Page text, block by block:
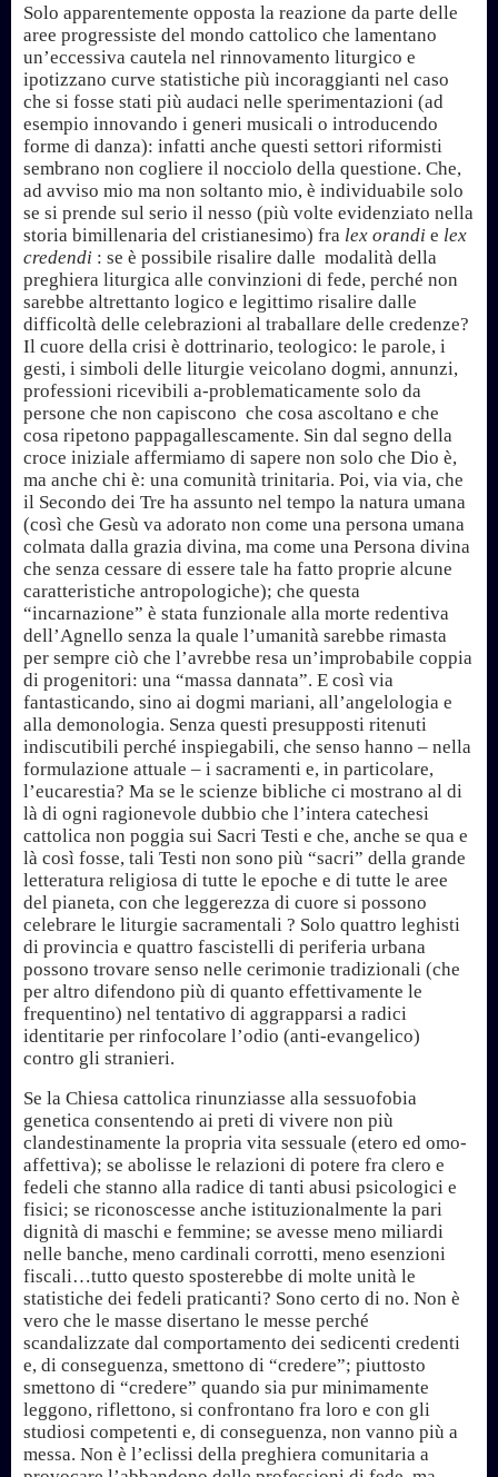
Solo apparentemente opposta la reazione da parte delle
aree progressiste del mondo cattolico che lamentano
un’eccessiva cautela nel rinnovamento liturgico e
ipotizzano curve statistiche più incoraggianti nel caso
che si fosse stati più audaci nelle sperimentazioni (ad
esempio innovando i generi musicali o introducendo
forme di danza): infatti anche questi settori riformisti
sembrano non cogliere il nocciolo della questione. Che,
ad avviso mio ma non soltanto mio, è individuabile solo
se si prende sul serio il nesso (più volte evidenziato nella
storia bimillenaria del cristianesimo) fra lex orandi e lex
credendi : se è possibile risalire dalle modalità della
preghiera liturgica alle convinzioni di fede, perché non
sarebbe altrettanto logico e legittimo risalire dalle
difficoltà delle celebrazioni al traballare delle credenze?
Il cuore della crisi è dottrinario, teologico: le parole, i
gesti, i simboli delle liturgie veicolano dogmi, annunzi,
professioni ricevibili a-problematicamente solo da
persone che non capiscono che cosa ascoltano e che
cosa ripetono pappagallescamente. Sin dal segno della
croce iniziale affermiamo di sapere non solo che Dio è,
ma anche chi è: una comunità trinitaria. Poi, via via, che
il Secondo dei Tre ha assunto nel tempo la natura umana
(così che Gesù va adorato non come una persona umana
colmata dalla grazia divina, ma come una Persona divina
che senza cessare di essere tale ha fatto proprie alcune
caratteristiche antropologiche); che questa
“incarnazione” è stata funzionale alla morte redentiva
dell’Agnello senza la quale l’umanità sarebbe rimasta
per sempre ciò che l’avrebbe resa un’improbabile coppia
di progenitori: una “massa dannata”. E così via
fantasticando, sino ai dogmi mariani, all’angelologia e
alla demonologia. Senza questi presupposti ritenuti
indiscutibili perché inspiegabili, che senso hanno – nella
formulazione attuale – i sacramenti e, in particolare,
l’eucarestia? Ma se le scienze bibliche ci mostrano al di
là di ogni ragionevole dubbio che l’intera catechesi
cattolica non poggia sui Sacri Testi e che, anche se qua e
là così fosse, tali Testi non sono più “sacri” della grande
letteratura religiosa di tutte le epoche e di tutte le aree
del pianeta, con che leggerezza di cuore si possono
celebrare le liturgie sacramentali ? Solo quattro leghisti
di provincia e quattro fascistelli di periferia urbana
possono trovare senso nelle cerimonie tradizionali (che
per altro difendono più di quanto effettivamente le
frequentino) nel tentativo di aggrapparsi a radici
identitarie per rinfocolare l’odio (anti-evangelico)
contro gli stranieri.
Se la Chiesa cattolica rinunziasse alla sessuofobia
genetica consentendo ai preti di vivere non più
clandestinamente la propria vita sessuale (etero ed omo-
affettiva); se abolisse le relazioni di potere fra clero e
fedeli che stanno alla radice di tanti abusi psicologici e
fisici; se riconoscesse anche istituzionalmente la pari
dignità di maschi e femmine; se avesse meno miliardi
nelle banche, meno cardinali corrotti, meno esenzioni
fiscali…tutto questo sposterebbe di molte unità le
statistiche dei fedeli praticanti? Sono certo di no. Non è
vero che le masse disertano le messe perché
scandalizzate dal comportamento dei sedicenti credenti
e, di conseguenza, smettono di “credere”; piuttosto
smettono di “credere” quando sia pur minimamente
leggono, riflettono, si confrontano fra loro e con gli
studiosi competenti e, di conseguenza, non vanno più a
messa. Non è l’eclissi della preghiera comunitaria a